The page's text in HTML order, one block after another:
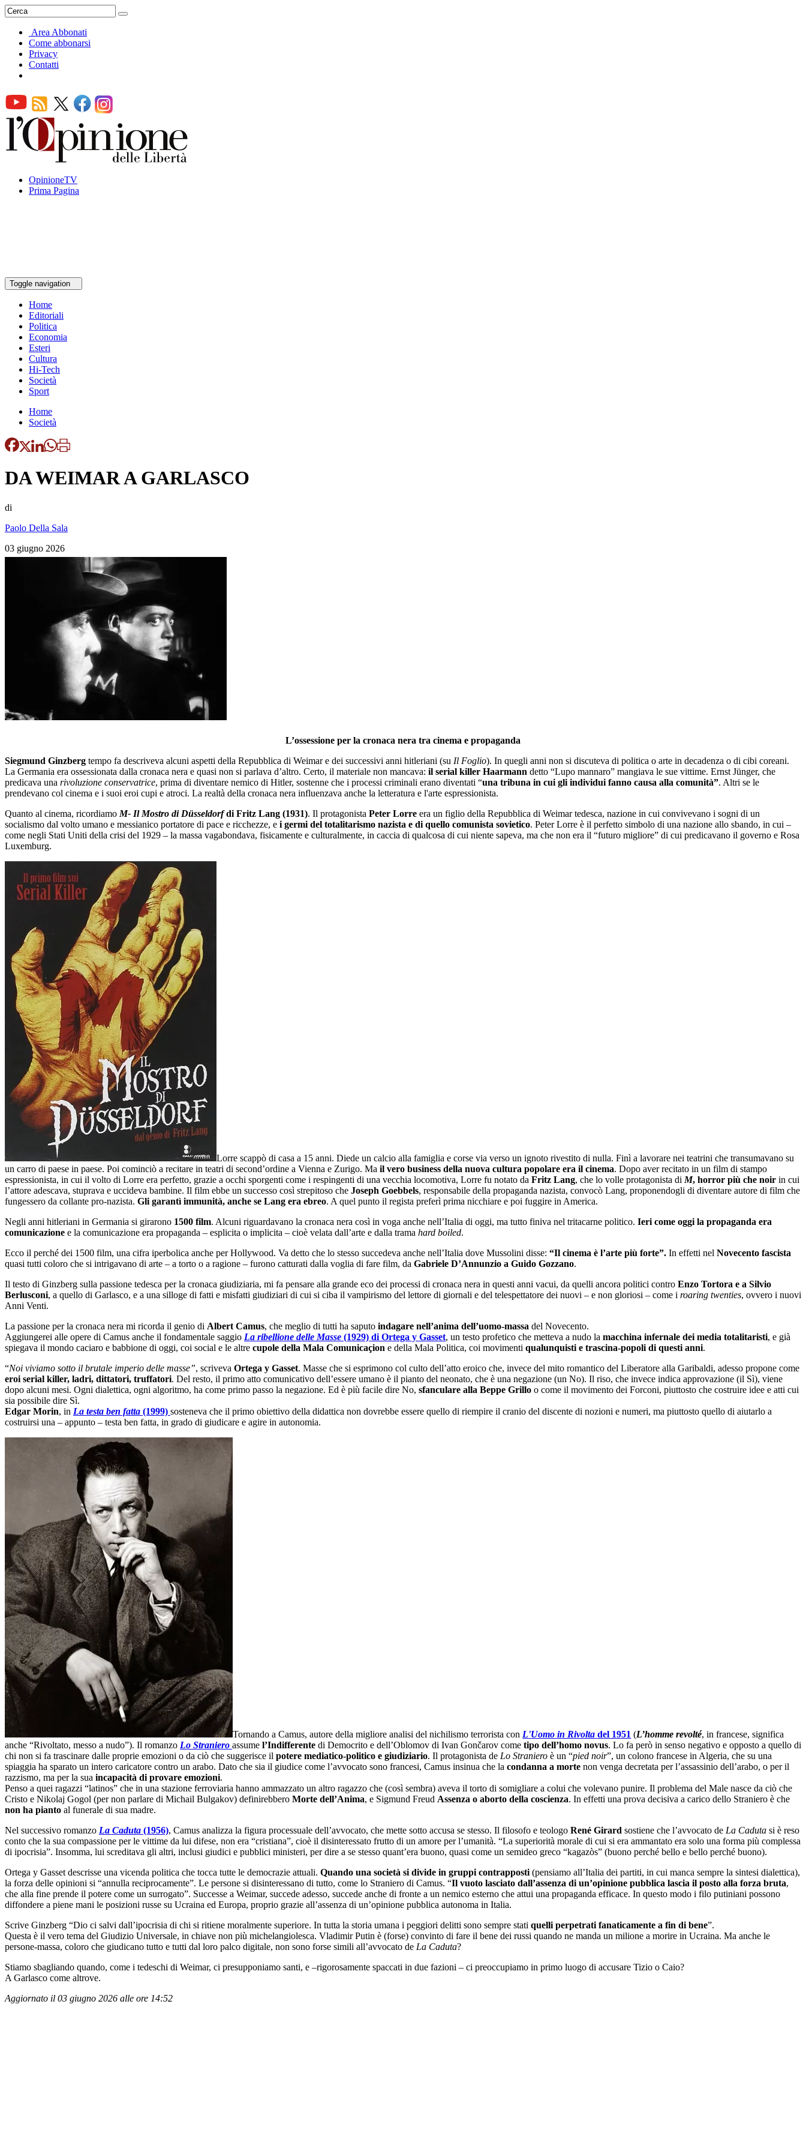
Area Abbonati
Come abbonarsi
Privacy
Contatti
OpinioneTV
Prima Pagina
Toggle navigation
Home
Editoriali
Politica
Economia
Esteri
Cultura
Hi-Tech
Società
Sport
Home
Società
DA WEIMAR A GARLASCO
di
Paolo Della Sala
03 giugno 2026
L’ossessione per la cronaca nera tra cinema e propaganda
Siegmund Ginzberg tempo fa descriveva alcuni aspetti della Repubblica di Weimar e dei successivi anni hitleriani (su Il Foglio). In quegli anni non si discuteva di politica o arte in decadenza o di cibi coreani.
La Germania era ossessionata dalla cronaca nera e quasi non si parlava d’altro. Certo, il materiale non mancava: il serial killer Haarmann detto “Lupo mannaro” mangiava le sue vittime. Ernst Jünger, che
predicava una rivoluzione conservatrice, prima di diventare nemico di Hitler, sostenne che i processi criminali erano diventati “una tribuna in cui gli individui fanno causa alla comunità”. Altri se le
prendevano col cinema e i suoi eroi cupi e atroci. La realtà della cronaca nera influenzava anche la letteratura e l'arte espressionista.
Quanto al cinema, ricordiamo M- Il Mostro di Düsseldorf di Fritz Lang (1931). Il protagonista Peter Lorre era un figlio della Repubblica di Weimar tedesca, nazione in cui convivevano i sogni di un
socialismo dal volto umano e messianico portatore di pace e ricchezze, e i germi del totalitarismo nazista e di quello comunista sovietico. Peter Lorre è il perfetto simbolo di una nazione allo sbando, in cui ‒
come negli Stati Uniti della crisi del 1929 ‒ la massa vagabondava, fisicamente e culturalmente, in caccia di qualcosa di cui niente sapeva, ma che non era il “futuro migliore” di cui predicavano il governo e Rosa
Luxemburg.
Lorre scappò di casa a 15 anni. Diede un calcio alla famiglia e corse via verso un ignoto rivestito di nulla. Finì a lavorare nei teatrini che transumavano su
un carro di paese in paese. Poi cominciò a recitare in teatri di second’ordine a Vienna e Zurigo. Ma il vero business della nuova cultura popolare era il cinema. Dopo aver recitato in un film di stampo
espressionista, in cui il volto di Lorre era perfetto, grazie a occhi sporgenti come i respingenti di una vecchia locomotiva, Lorre fu notato da Fritz Lang, che lo volle protagonista di M, horror più che noir in cui
l’attore adescava, stuprava e uccideva bambine. Il film ebbe un successo così strepitoso che Joseph Goebbels, responsabile della propaganda nazista, convocò Lang, proponendogli di diventare autore di film che
fungessero da collante pro-nazista. Gli garantì immunità, anche se Lang era ebreo. A quel punto il regista preferì prima nicchiare e poi fuggire in America.
Negli anni hitleriani in Germania si girarono 1500 film. Alcuni riguardavano la cronaca nera così in voga anche nell’Italia di oggi, ma tutto finiva nel tritacarne politico. Ieri come oggi la propaganda era
comunicazione e la comunicazione era propaganda ‒ esplicita o implicita ‒ cioè velata dall’arte e dalla trama hard boiled.
Ecco il perché dei 1500 film, una cifra iperbolica anche per Hollywood. Va detto che lo stesso succedeva anche nell’Italia dove Mussolini disse: “Il cinema è l’arte più forte”. In effetti nel Novecento fascista
quasi tutti coloro che si intrigavano di arte ‒ a torto o a ragione ‒ furono catturati dalla voglia di fare film, da Gabriele D’Annunzio a Guido Gozzano.
Il testo di Ginzberg sulla passione tedesca per la cronaca giudiziaria, mi fa pensare alla grande eco dei processi di cronaca nera in questi anni vacui, da quelli ancora politici contro Enzo Tortora e a Silvio
Berlusconi, a quello di Garlasco, e a una silloge di fatti e misfatti giudiziari di cui si ciba il vampirismo del lettore di giornali e del telespettatore dei nuovi ‒ e non gloriosi ‒ come i roaring twenties, ovvero i nuovi
Anni Venti.
La passione per la cronaca nera mi ricorda il genio di Albert Camus, che meglio di tutti ha saputo indagare nell’anima dell’uomo-massa del Novecento.
Aggiungerei alle opere di Camus anche il fondamentale saggio La ribellione delle Masse (1929) di Ortega y Gasset, un testo profetico che metteva a nudo la macchina infernale dei media totalitaristi, e già
spiegava il mondo caciaro e babbione di oggi, coi social e le altre cupole della Mala Comunicaçion e della Mala Politica, coi movimenti qualunquisti e trascina-popoli di questi anni.
“Noi viviamo sotto il brutale imperio delle masse”, scriveva Ortega y Gasset. Masse che si esprimono col culto dell’atto eroico che, invece del mito romantico del Liberatore alla Garibaldi, adesso propone come
eroi serial killer, ladri, dittatori, truffatori. Del resto, il primo atto comunicativo dell’essere umano è il pianto del neonato, che è una negazione (un No). Il riso, che invece indica approvazione (il Sì), viene
dopo alcuni mesi. Ogni dialettica, ogni algoritmo, ha come primo passo la negazione. Ed è più facile dire No, sfanculare alla Beppe Grillo o come il movimento dei Forconi, piuttosto che costruire idee e atti cui
sia possibile dire Sì.
Edgar Morin, in La testa ben fatta (1999) sosteneva che il primo obiettivo della didattica non dovrebbe essere quello di riempire il cranio del discente di nozioni e numeri, ma piuttosto quello di aiutarlo a
costruirsi una ‒ appunto ‒ testa ben fatta, in grado di giudicare e agire in autonomia.
Tornando a Camus, autore della migliore analisi del nichilismo terrorista con L'Uomo in Rivolta del 1951 (L’homme revolté, in francese, significa
anche “Rivoltato, messo a nudo”). Il romanzo Lo Straniero assume l’Indifferente di Democrito e dell’Oblomov di Ivan Gončarov come tipo dell’homo novus. Lo fa però in senso negativo e opposto a quello di
chi non si fa trascinare dalle proprie emozioni o da ciò che suggerisce il potere mediatico-politico e giudiziario. Il protagonista de Lo Straniero è un “pied noir”, un colono francese in Algeria, che su una
spiaggia ha sparato un intero caricatore contro un arabo. Dato che sia il giudice come l’avvocato sono francesi, Camus insinua che la condanna a morte non venga decretata per l’assassinio dell’arabo, o per il
razzismo, ma per la sua incapacità di provare emozioni.
Penso a quei ragazzi “latinos” che in una stazione ferroviaria hanno ammazzato un altro ragazzo che (così sembra) aveva il torto di somigliare a colui che volevano punire. Il problema del Male nasce da ciò che
Cristo e Nikolaj Gogol (per non parlare di Michail Bulgakov) definirebbero Morte dell’Anima, e Sigmund Freud Assenza o aborto della coscienza. In effetti una prova decisiva a carico dello Straniero è che
non ha pianto al funerale di sua madre.
Nel successivo romanzo La Caduta (1956), Camus analizza la figura processuale dell’avvocato, che mette sotto accusa se stesso. Il filosofo e teologo René Girard sostiene che l’avvocato de La Caduta si è reso
conto che la sua compassione per le vittime da lui difese, non era “cristiana”, cioè il disinteressato frutto di un amore per l’umanità. “La superiorità morale di cui si era ammantato era solo una forma più complessa
di ipocrisia”. Insomma, lui screditava gli altri, inclusi giudici e pubblici ministeri, per dire a se stesso quant’era buono, quasi come un semideo greco “kagazòs” (buono perché bello e bello perché buono).
Ortega y Gasset descrisse una vicenda politica che tocca tutte le democrazie attuali. Quando una società si divide in gruppi contrapposti (pensiamo all’Italia dei partiti, in cui manca sempre la sintesi dialettica),
la forza delle opinioni si “annulla reciprocamente”. Le persone si disinteressano di tutto, come lo Straniero di Camus. “Il vuoto lasciato dall’assenza di un’opinione pubblica lascia il posto alla forza bruta,
che alla fine prende il potere come un surrogato”. Successe a Weimar, succede adesso, succede anche di fronte a un nemico esterno che attui una propaganda efficace. In questo modo i filo putiniani possono
diffondere a piene mani le posizioni russe su Ucraina ed Europa, proprio grazie all’assenza di un’opinione pubblica autonoma in Italia.
Scrive Ginzberg “Dio ci salvi dall’ipocrisia di chi si ritiene moralmente superiore. In tutta la storia umana i peggiori delitti sono sempre stati quelli perpetrati fanaticamente a fin di bene”.
Questa è il vero tema del Giudizio Universale, in chiave non più michelangiolesca. Vladimir Putin è (forse) convinto di fare il bene dei russi quando ne manda un milione a morire in Ucraina. Ma anche le
persone-massa, coloro che giudicano tutto e tutti dal loro palco digitale, non sono forse simili all’avvocato de La Caduta?
Stiamo sbagliando quando, come i tedeschi di Weimar, ci presupponiamo santi, e ‒rigorosamente spaccati in due fazioni ‒ ci preoccupiamo in primo luogo di accusare Tizio o Caio?
A Garlasco come altrove.
Aggiornato il 03 giugno 2026 alle ore 14:52